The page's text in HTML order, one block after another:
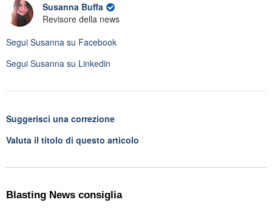
Susanna Buffa
Revisore della news
Segui Susanna su Facebook
Segui Susanna su Linkedin
Suggerisci una correzione
Valuta il titolo di questo articolo
Blasting News consiglia